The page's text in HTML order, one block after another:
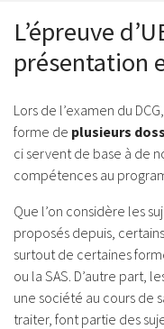
L’épreuve
présentation
Lors de l’examen du
forme de plusieurs
ci servent de base à de
compétences au
Que l’on considère les
proposés depuis,
surtout de certaines
ou la SAS. D’autre part,
une société au cours de
traiter, font partie des